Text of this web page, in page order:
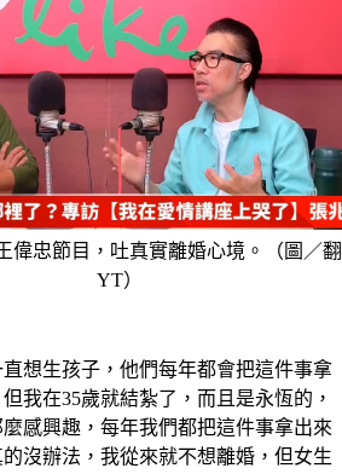
偉忠節目，吐真實離婚心境。（圖／
想生孩子，他們每年都會把這件事拿
我在35歲就結紮了，而且是永恆的，
感興趣，每年我們都把這件事拿出來